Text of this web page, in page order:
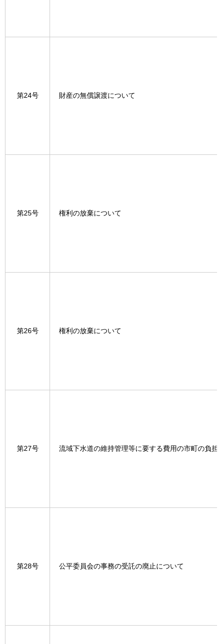
第24号 財産の無償譲渡について
第25号 権利の放棄について
第26号 権利の放棄について
第27号 流域下水道の維持管理等に要する費用の市町の負担
第28号 公平委員会の事務の受託の廃止について